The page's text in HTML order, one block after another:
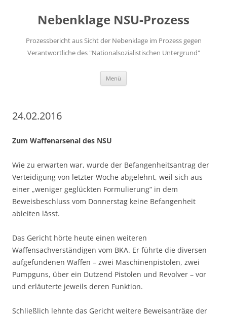
springenNebenklage NSU-Prozess
Prozessbericht aus Sicht der Nebenklage im Prozess gegen
Verantwortliche des "Nationalsozialistischen Untergrund"
Menü
24.02.2016
Zum Waffenarsenal des NSU
Wie zu erwarten war, wurde der Befangenheitsantrag der
Verteidigung von letzter Woche abgelehnt, weil sich aus
einer „weniger geglückten Formulierung“ in dem
Beweisbeschluss vom Donnerstag keine Befangenheit
ableiten lässt.
Das Gericht hörte heute einen weiteren
Waffensachverständigen vom BKA. Er führte die diversen
aufgefundenen Waffen – zwei Maschinenpistolen, zwei
Pumpguns, über ein Dutzend Pistolen und Revolver – vor
und erläuterte jeweils deren Funktion.
Schließlich lehnte das Gericht weitere Beweisanträge der